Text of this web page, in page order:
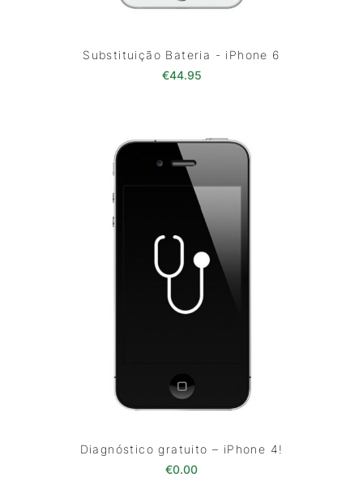
Substituição Bateria - iPhone 6
€44.95
Diagnóstico gratuito – iPhone 4!
€0.00